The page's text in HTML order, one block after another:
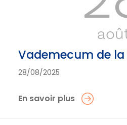
Vademecum de
28/08/2025
En savoir plus